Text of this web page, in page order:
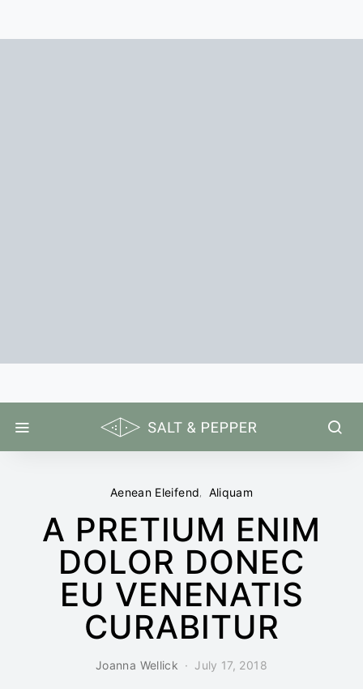
Aenean Eleifend Aliquam
A PRETIUM ENIM
DOLOR DONEC
EU VENENATIS
CURABITUR
Joanna Wellick July 17, 2018